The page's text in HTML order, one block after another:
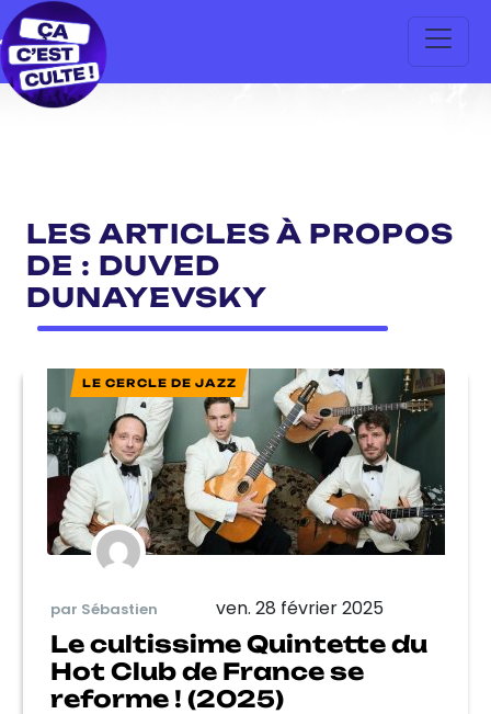
LES ARTICLES À PROPOS
DE : DUVED
DUNAYEVSKY
LE CERCLE DE JAZZ
par Sébastien ven. 28 février 2025
Le cultissime Quintette du
Hot Club de France se
reforme ! (2025)